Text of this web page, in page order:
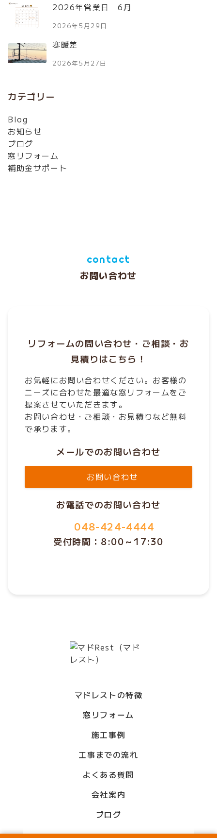
2026年営業日 6月
2026年5月29日
寒暖差
2026年5月27日
カテゴリー
Blog
お知らせ
ブログ
窓リフォーム
補助金サポート
contact
お問い合わせ
リフォームの問い合わせ・ご相談・お
見積りはこちら！
お気軽にお問い合わせください。お客様の
ニーズに合わせた最適な窓リフォームをご
提案させていただきます。
お問い合わせ・ご相談・お見積りなど無料
で承ります。
メールでのお問い合わせ
お問い合わせ
お電話でのお問い合わせ
048-424-4444
受付時間：8:00～17:30
マドレストの特徴
窓リフォーム
施工事例
工事までの流れ
よくある質問
会社案内
ブログ